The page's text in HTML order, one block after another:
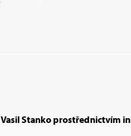
Stanko prostřednictvím